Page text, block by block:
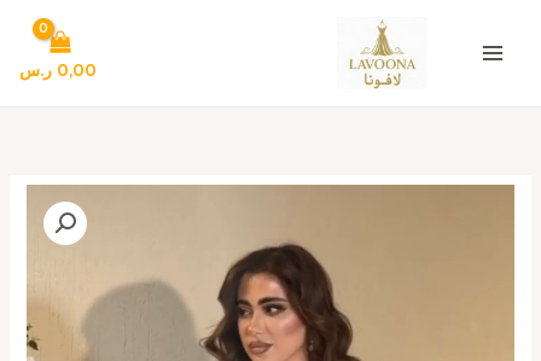
المحتوى
0,00 ر.س